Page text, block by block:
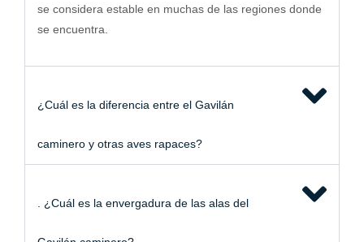
se considera estable en muchas de las regiones donde
se encuentra.
¿Cuál es la diferencia entre el Gavilán
caminero y otras aves rapaces?
. ¿Cuál es la envergadura de las alas del